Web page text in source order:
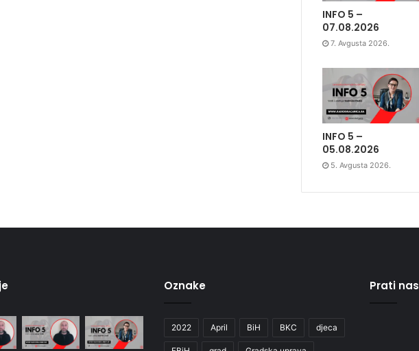
INFO 5 –
07.08.2026
7. Avgusta 2026.
INFO 5 –
05.08.2026
5. Avgusta 2026.
Oznake
2022 April BiH BKC djeca
Prati nas